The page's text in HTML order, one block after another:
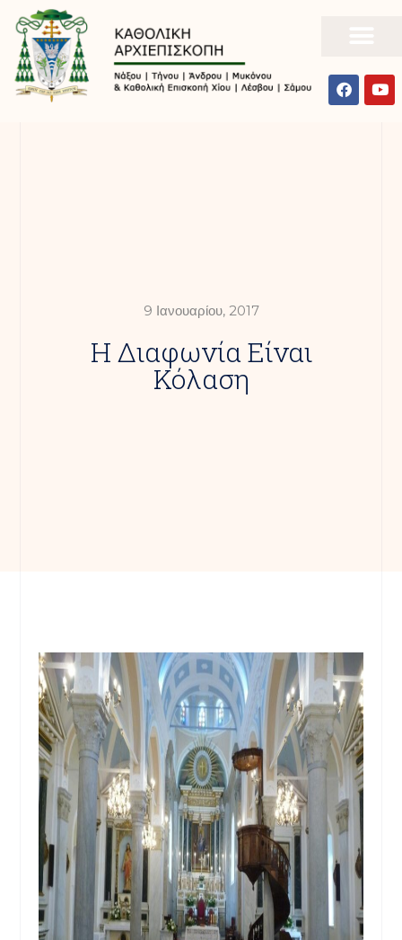
9 Ιανουαρίου, 2017
Η Διαφωνία Είναι
Κόλαση